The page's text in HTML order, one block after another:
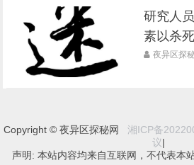
研究人
素以杀
害人体_
夜异区探
Copyright © 夜异区探秘网 湘ICP备
议|
声明: 本站内容均来自互联网，不代表本